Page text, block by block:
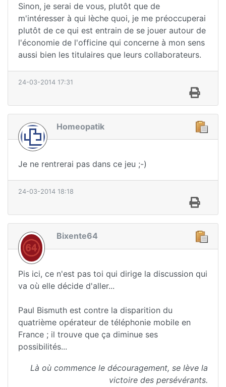
Sinon, je serai de vous, plutôt que de
m'intéresser à qui lèche quoi, je me préoccuperai
plutôt de ce qui est entrain de se jouer autour de
l'économie de l'officine qui concerne à mon sens
aussi bien les titulaires que leurs collaborateurs.
24-03-2014 17:31
Homeopatik
Je ne rentrerai pas dans ce jeu ;-)
24-03-2014 18:18
Bixente64
Pis ici, ce n'est pas toi qui dirige la discussion qui
va où elle décide d'aller...
Paul Bismuth est contre la disparition du
quatrième opérateur de téléphonie mobile en
France ; il trouve que ça diminue ses
possibilités...
Là où commence le découragement, se lève la
victoire des persévérants.